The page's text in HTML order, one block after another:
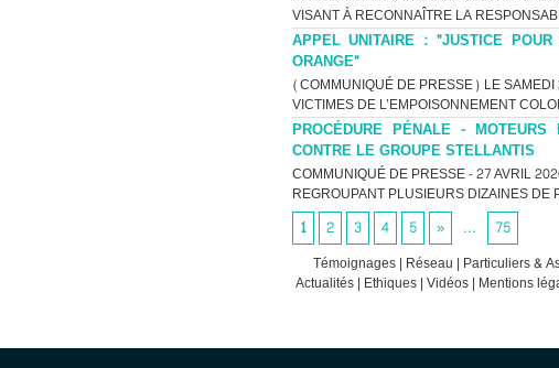
VISANT À RECONNAÎTRE LA
APPEL UNITAIRE : "JUSTICE
ORANGE"
(COMMUNIQUÉ DE PRESSE) LE
VICTIMES DE L’EMPOISONNEMENT
PROCÉDURE PÉNALE -
CONTRE LE GROUPE STELLANTIS
COMMUNIQUÉ DE PRESSE - 27 AVRIL
REGROUPANT PLUSIEURS DIZAINES
1 2 3 4 5 » ... 75
Témoignages| Réseau | Particuliers &
Actualités| Ethiques|Vidéos| Mentions